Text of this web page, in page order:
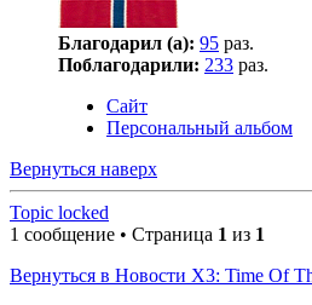
Благодарил (а): 95 раз.
Поблагодарили: 233 раз.
Сайт
Персональный альбом
Вернуться наверх
Topic locked
1 сообщение • Страница 1 из 1
Вернуться в Новости X3: Time Of